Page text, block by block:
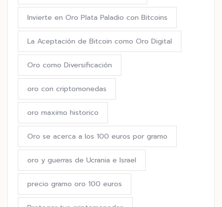
Invierte en Oro Plata Paladio con Bitcoins
La Aceptación de Bitcoin como Oro Digital
Oro como Diversificación
oro con criptomonedas
oro maximo historico
Oro se acerca a los 100 euros por gramo
oro y guerras de Ucrania e Israel
precio gramo oro 100 euros